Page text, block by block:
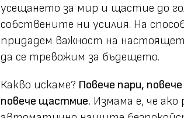
усещането за мир и щастие до
собствените ни усилия. На
придадем важност на
да се тревожим за бъдещето.
Какво искаме? Повече пари,
повече щастмие. Измама е, че ако